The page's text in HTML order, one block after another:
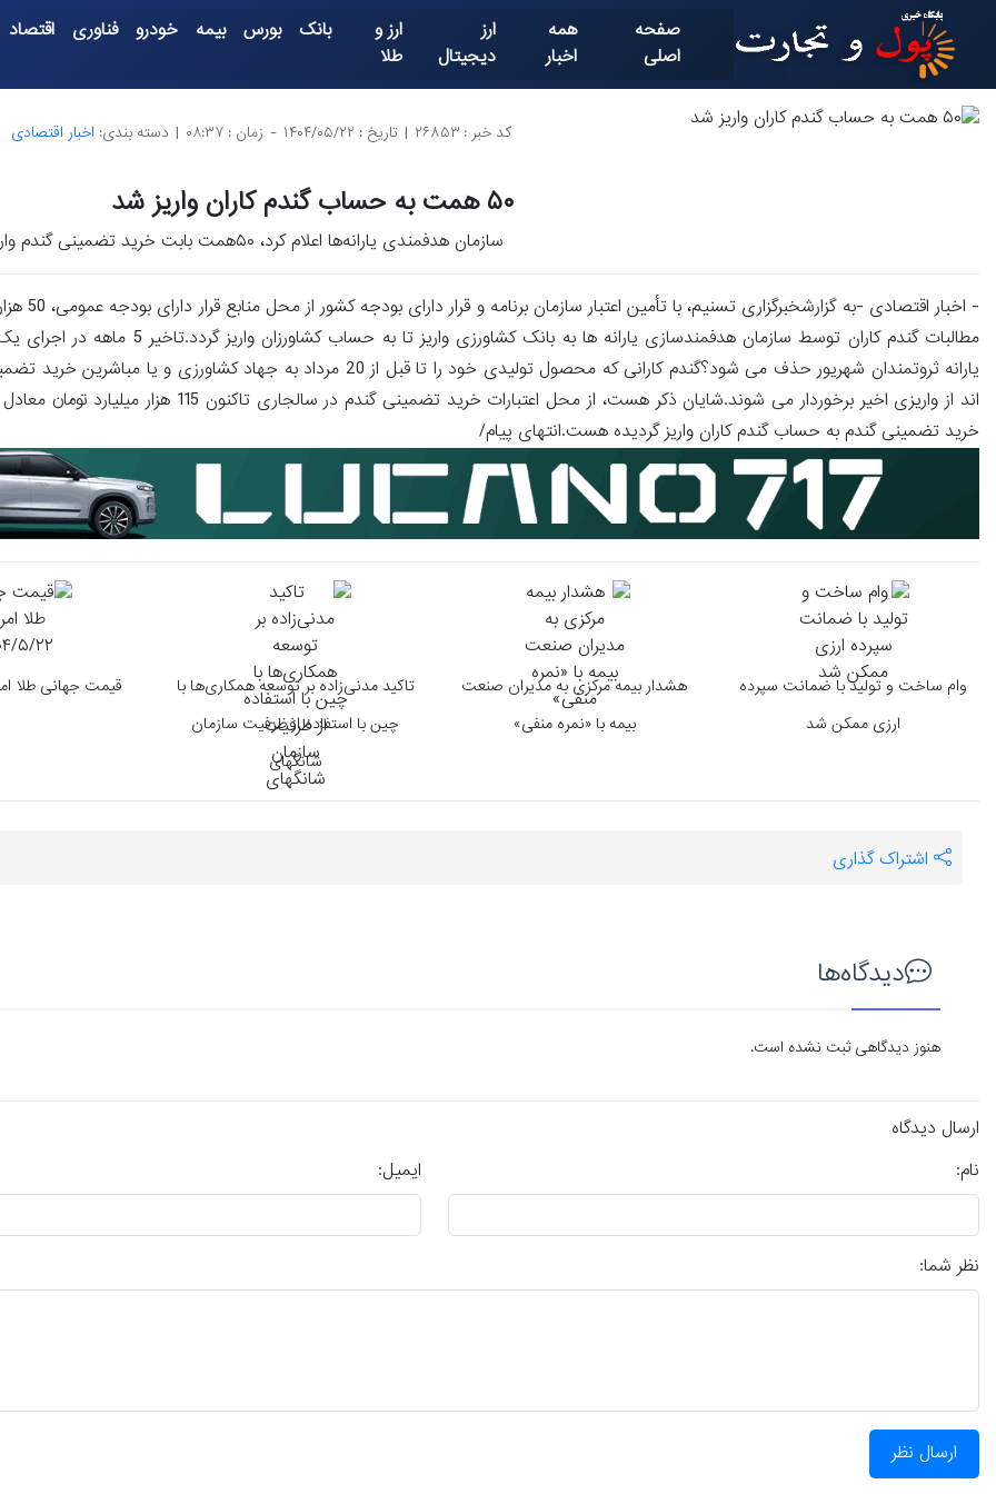
صفحه
اصلی
همه
اخبار
ارز
دیجیتال
ارز و
طلا
بانک بورس بیمه خودرو فناوری اقتصاد
کد خبر : ۲۶۸۵۳ | تاریخ : ۱۴۰۴/۰۵/۲۲ - زمان : ۰۸:۳۷ | دسته بندی: اخبار اقتصادی
۵۰ همت به حساب گندم کاران واریز شد
سازمان هدفمندی یارانه‌ها اعلام کرد، ۵۰همت بابت خرید تضمینی گندم واریز گردید.
- اخبار اقتصادی -به
مطالبات گندم کاران توسط سازمان هدفمندسازی یارانه ها به بانک کشاورزی
یارانه ثروتمندان شهریور حذف می شود؟گندم کارانی که محصول تولیدی خود را تا قبل از 20 مرداد به جهاد
خرید تضمینی گندم به حساب گندم کاران واریز گردیده هست.انتهای پیام/
وام ساخت و تولید با ضمانت سپرده
ارزی ممکن شد
هشدار بیمه مرکزی به مدیران صنعت
بیمه با «نمره منفی»
تاکید مدنی‌زاده بر توسعه همکاری‌ها با
چین با استفاده از ظرفیت سازمان
شانگهای
قیمت جهانی طلا امروز
اشتراک گذاری
دیدگاه‌ها
هنوز دیدگاهی ثبت نشده است.
ارسال دیدگاه
نام:
ایمیل:
نظر شما:
ارسال نظر